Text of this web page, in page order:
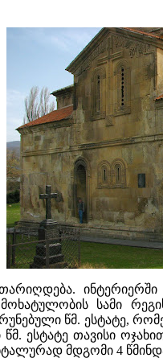
სამი
წმ. ესტატე,
ესტატე თავისი
მდგომი 4